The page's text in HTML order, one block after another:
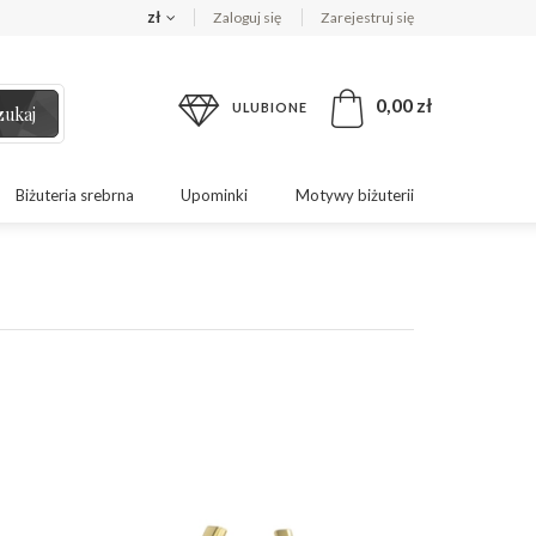
zł Zaloguj się Zarejestruj się
ULUBIONE 0,00 zł
Biżuteria srebrna Upominki Motywy biżuterii